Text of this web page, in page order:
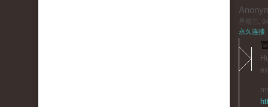
星期三,
永久连接